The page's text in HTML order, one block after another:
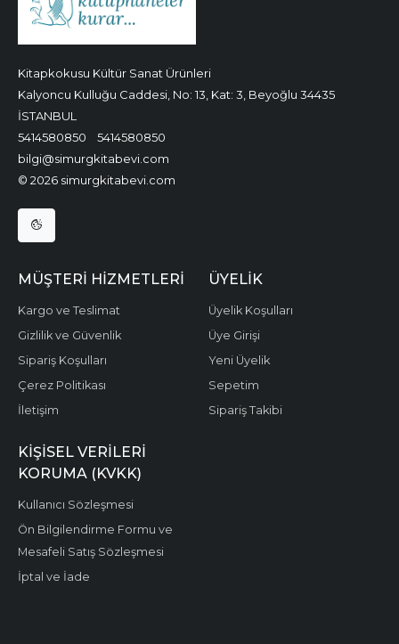
Kitapkokusu Kültür Sanat Ürünleri
Kalyoncu Kulluğu Caddesi, No: 13, Kat: 3, Beyoğlu 34435
İSTANBUL
5414580850
5414580850
bilgi@simurgkitabevi.com
© 2026 simurgkitabevi.com
MÜŞTERI HIZMETLERI
Kargo ve Teslimat
Gizlilik ve Güvenlik
Sipariş Koşulları
Çerez Politikası
İletişim
ÜYELIK
Üyelik Koşulları
Üye Girişi
Yeni Üyelik
Sepetim
Sipariş Takibi
KIŞISEL VERILERI
KORUMA (KVKK)
Kullanıcı Sözleşmesi
Ön Bilgilendirme Formu ve
Mesafeli Satış Sözleşmesi
İptal ve İade